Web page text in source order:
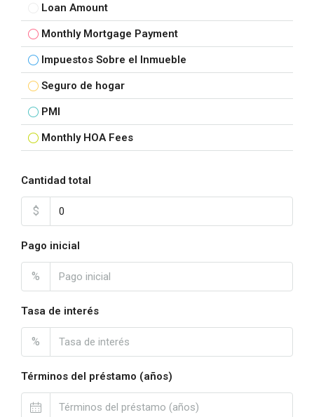
Loan Amount
Monthly Mortgage Payment
Impuestos Sobre el Inmueble
Seguro de hogar
PMI
Monthly HOA Fees
Cantidad total
$
Pago inicial
%
Tasa de interés
%
Términos del préstamo (años)